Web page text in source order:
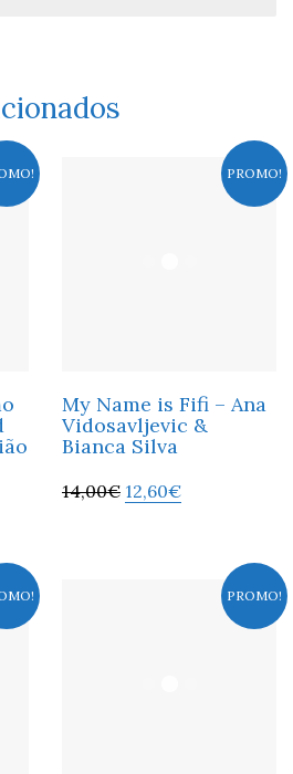
PROMO!
My Name is Fifi – Ana
Vidosavljevic &
Bianca Silva
14,00€ 12,60€
PROMO!